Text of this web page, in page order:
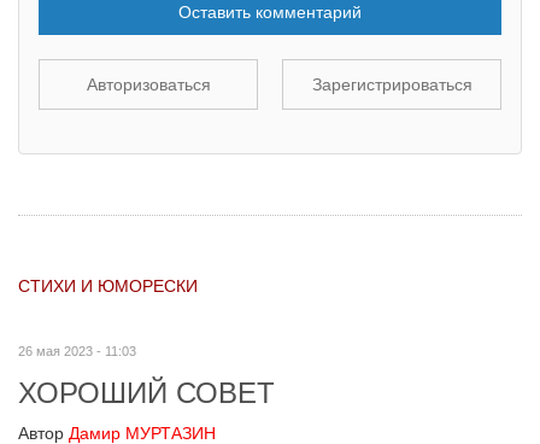
Оставить комментарий
Авторизоваться Зарегистрироваться
СТИХИ И ЮМОРЕСКИ
26 мая 2023 - 11:03
ХОРОШИЙ СОВЕТ
Автор Дамир МУРТАЗИН